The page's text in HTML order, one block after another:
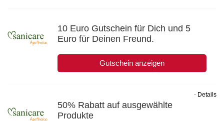
10 Euro Gutschein für Dich und 5
Euro für Deinen Freund.
Gutschein anzeigen
50% Rabatt auf ausgewählte
Produkte
- Details